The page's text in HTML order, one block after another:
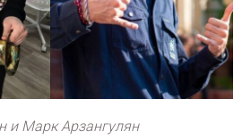
и Марк Арзангулян